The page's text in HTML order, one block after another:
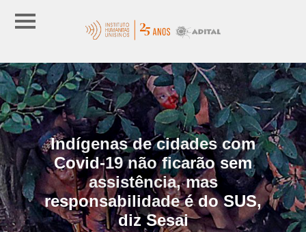
Indígenas de cidades com
Covid-19 não ficarão sem
assistência, mas
responsabilidade é do SUS,
diz Sesai